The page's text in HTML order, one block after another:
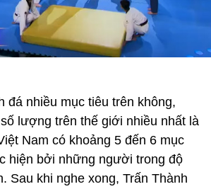
đá nhiều mục tiêu trên không,
lượng trên thế giới nhiều nhất là
Nam có khoảng 5 đến 6 mục
hiện bởi những người trong độ
Sau khi nghe xong, Trấn Thành